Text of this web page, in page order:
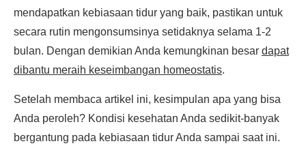
mendapatkan kebiasaan tidur yang baik, pastikan untuk
secara rutin mengonsumsinya setidaknya selama 1-2
bulan. Dengan demikian Anda kemungkinan besar dapat
dibantu meraih keseimbangan homeostatis.
Setelah membaca artikel ini, kesimpulan apa yang bisa
Anda peroleh? Kondisi kesehatan Anda sedikit-banyak
bergantung pada kebiasaan tidur Anda sampai saat ini.